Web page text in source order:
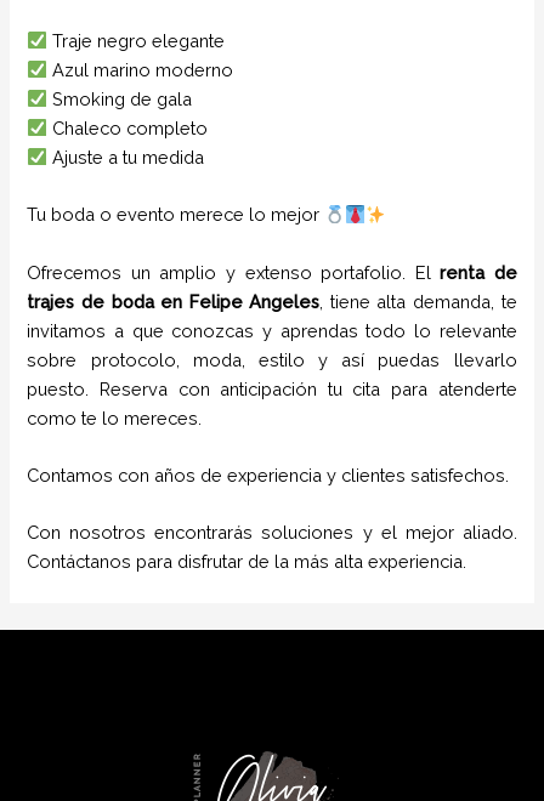
Traje negro elegante
Azul marino moderno
Smoking de gala
Chaleco completo
Ajuste a tu medida
Tu boda o evento merece lo mejor
Ofrecemos un amplio y extenso portafolio. Elrenta de
trajes de bodaen Felipe Angeles , tiene alta demanda, te
invitamos a que conozcas y aprendas todo lo relevante
sobre protocolo, moda, estilo y así puedas llevarlo
puesto. Reserva con anticipación tu cita para atenderte
como te lo mereces.
Contamos con años de experiencia y clientes satisfechos.
Con nosotros encontrarás soluciones y el mejor aliado.
Contáctanos para disfrutar de la más alta experiencia.